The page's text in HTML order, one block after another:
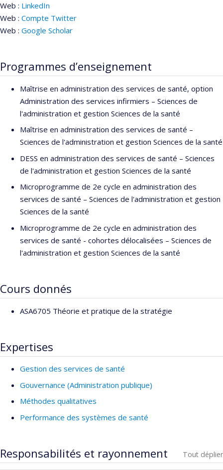
Web : LinkedIn
Web : Compte Twitter
Web : Google Scholar
Programmes d’enseignement
Maîtrise en administration des services de santé, option
Administration des services infirmiers – Sciences de
l'administration et gestion Sciences de la santé
Maîtrise en administration des services de santé –
Sciences de l'administration et gestion Sciences de la santé
DESS en administration des services de santé – Sciences
de l'administration et gestion Sciences de la santé
Microprogramme de 2e cycle en administration des
services de santé – Sciences de l'administration et gestion
Sciences de la santé
Microprogramme de 2e cycle en administration des
services de santé - cohortes délocalisées – Sciences de
l'administration et gestion Sciences de la santé
Cours donnés
ASA6705 Théorie et pratique de la stratégie
Expertises
Gestion des services de santé
Gouvernance (Administration publique)
Méthodes qualitatives
Performance des systèmes de santé
Responsabilités et rayonnement Tout déplier